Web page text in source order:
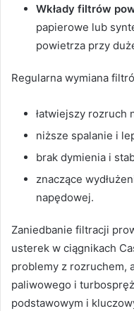
Wkłady filtrów
papierowe lub
powietrza przy
Regularna wymiana
łatwiejszy rozruch
niższe spalanie i
brak dymienia i
znaczące
napędowej.
Zaniedbanie filtracji
usterek w ciągnikach
problemy z rozruchem,
paliwowego i
podstawowym i